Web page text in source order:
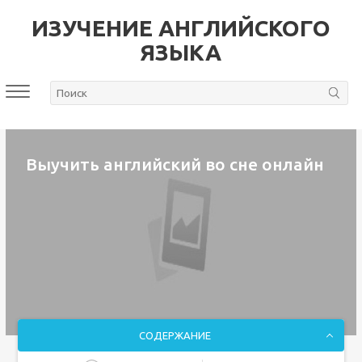
ИЗУЧЕНИЕ АНГЛИЙСКОГО
ЯЗЫКА
Выучить английский во сне онлайн
СОДЕРЖАНИЕ